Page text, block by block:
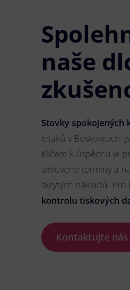
naše
Stovky spokojených
letáků v Boskovicích,
Klíčem k úspěchu je
smluvené termíny a
skrytých nákladů. Pro
kontrolu tiskových
Kontaktujte nás